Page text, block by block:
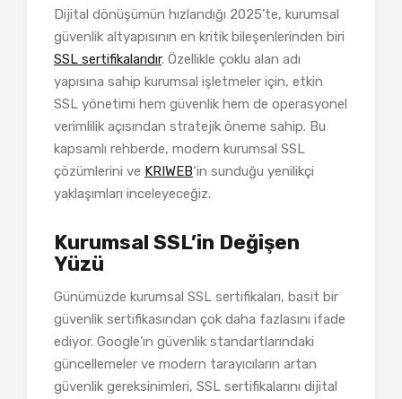
Dijital dönüşümün hızlandığı 2025’te, kurumsal
güvenlik altyapısının en kritik bileşenlerinden biri
SSL sertifikalarıdır. Özellikle çoklu alan adı
yapısına sahip kurumsal işletmeler için, etkin
SSL yönetimi hem güvenlik hem de operasyonel
verimlilik açısından stratejik öneme sahip. Bu
kapsamlı rehberde, modern kurumsal SSL
çözümlerini ve KRIWEB‘in sunduğu yenilikçi
yaklaşımları inceleyeceğiz.
Kurumsal SSL’in Değişen
Yüzü
Günümüzde kurumsal SSL sertifikaları, basit bir
güvenlik sertifikasından çok daha fazlasını ifade
ediyor. Google’ın güvenlik standartlarındaki
güncellemeler ve modern tarayıcıların artan
güvenlik gereksinimleri, SSL sertifikalarını dijital